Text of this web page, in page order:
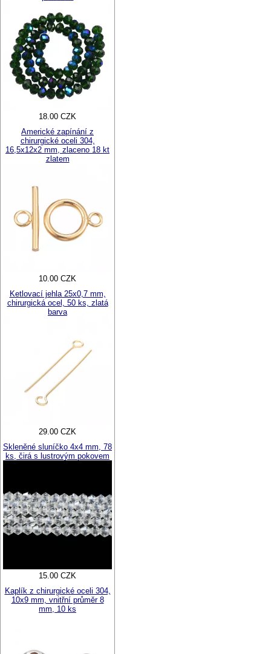
18.00 CZK
Americké zapínání z
chirurgické oceli 304,
16,5x12x2 mm, zlaceno 18 kt
zlatem
10.00 CZK
Ketlovací jehla 25x0,7 mm,
chirurgická ocel, 50 ks, zlatá
barva
29.00 CZK
Skleněné sluníčko 4x4 mm, 78
ks, čirá s lustrovým pokovem
15.00 CZK
Kaplík z chirurgické oceli 304,
10x9 mm, vnitřní průměr 8
mm, 10 ks